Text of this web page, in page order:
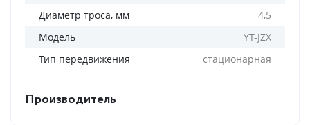
Диаметр троса, мм
4,5
Модель
YT-JZX
Тип передвижения
стационарная
Производитель